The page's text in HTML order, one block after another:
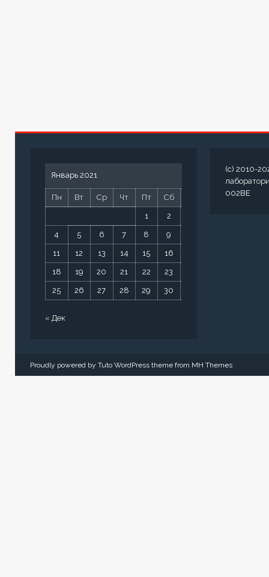
Январь 2021
Пн Вт Ср Чт Пт Сб
1 2
4 5 6 7 8 9
11 12 13 14 15 16
18 19 20 21 22 23
25 26 27 28 29 30
« Дек
(c) 2010-
002BE
Proudly powered by Tuto WordPress theme from MH Themes